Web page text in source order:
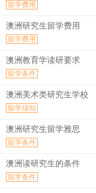
留学费用
澳洲研究生留学费用
留学费用
澳洲教育学读研要求
留学条件
澳洲美术类研究生学校
留学须知
澳洲研究生留学雅思
留学条件
澳洲读研究生的条件
留学条件